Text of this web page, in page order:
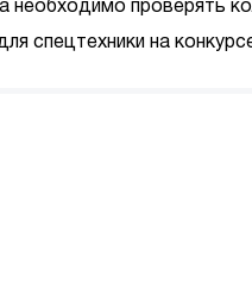
необходимо проверять
спецтехники на